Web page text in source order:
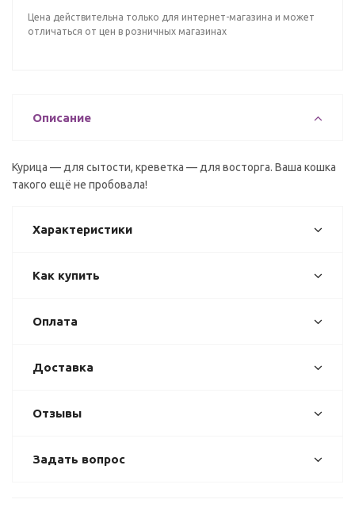
Цена действительна только для интернет-магазина и может
отличаться от цен в розничных магазинах
Описание
Курица — для сытости, креветка — для восторга. Ваша кошка
такого ещё не пробовала!
Характеристики
Как купить
Оплата
Доставка
Отзывы
Задать вопрос